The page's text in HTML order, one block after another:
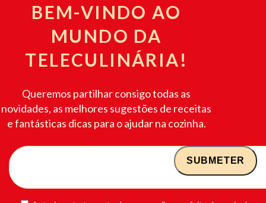
BEM-VINDO AO
MUNDO DA
TELECULINÁRIA!
Queremos partilhar consigo todas as
novidades, as melhores sugestões de receitas
e fantásticas dicas para o ajudar na cozinha.